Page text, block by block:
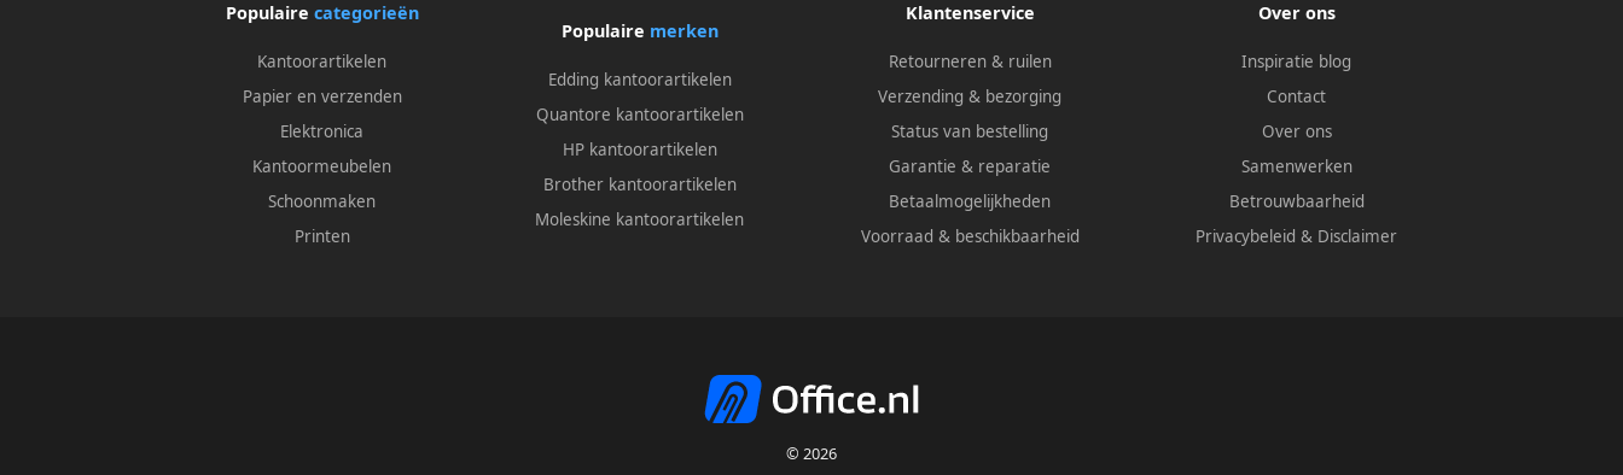
Populaire categorieën
Kantoorartikelen
Papier en verzenden
Elektronica
Kantoormeubelen
Schoonmaken
Printen
Populaire merken
Edding kantoorartikelen
Quantore kantoorartikelen
HP kantoorartikelen
Brother kantoorartikelen
Moleskine kantoorartikelen
Klantenservice
Retourneren & ruilen
Verzending & bezorging
Status van bestelling
Garantie & reparatie
Betaalmogelijkheden
Voorraad & beschikbaarheid
Over ons
Inspiratie blog
Contact
Over ons
Samenwerken
Betrouwbaarheid
Privacybeleid & Disclaimer
© 2026